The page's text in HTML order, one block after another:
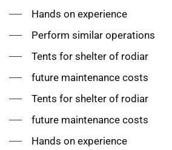
Hands on experience
Perform similar operations
Tents for shelter of rodiar
future maintenance costs
Tents for shelter of rodiar
future maintenance costs
Hands on experience